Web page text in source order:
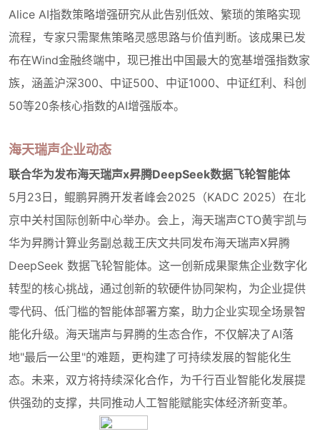
Alice AI指数策略增强研究从此告别低效、繁琐的策略实现
流程，专家只需聚焦策略灵感思路与价值判断。该成果已发
布在Wind金融终端中，现已推出中国最大的宽基增强指数家
族，涵盖沪深300、中证500、中证1000、中证红利、科创
50等20条核心指数的AI增强版本。
海天瑞声企业动态
联合华为发布海天瑞声x昇腾DeepSeek数据飞轮智能体
5月23日，鲲鹏昇腾开发者峰会2025（KADC 2025）在北
京中关村国际创新中心举办。会上，海天瑞声CTO黄宇凯与
华为昇腾计算业务副总裁王庆文共同发布海天瑞声X昇腾
DeepSeek 数据飞轮智能体。这一创新成果聚焦企业数字化
转型的核心挑战，通过创新的软硬件协同架构，为企业提供
零代码、低门槛的智能体部署方案，助力企业实现全场景智
能化升级。海天瑞声与昇腾的生态合作，不仅解决了AI落
地"最后一公里"的难题，更构建了可持续发展的智能化生
态。未来，双方将持续深化合作，为千行百业智能化发展提
供强劲的支撑，共同推动人工智能赋能实体经济新变革。